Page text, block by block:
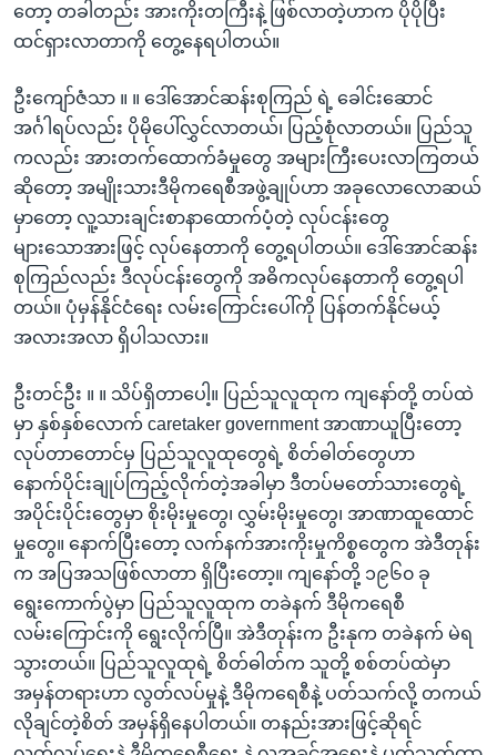
တော့ တခါတည်း အားကိုးတကြီးနဲ့ ဖြစ်လာတဲ့ဟာက ပိုပိုပြီး
ထင်ရှားလာတာကို တွေ့နေရပါတယ်။
ဦးကျော်ဇံသာ ။ ။ ဒေါ်အောင်ဆန်းစုကြည် ရဲ့ ခေါင်းဆောင်
အင်္ဂါရပ်လည်း ပိုမိုပေါ်လွှင်လာတယ်၊ ပြည့်စုံလာတယ်။ ပြည်သူ
ကလည်း အားတက်ထောက်ခံမှုတွေ အများကြီးပေးလာကြတယ်
ဆိုတော့ အမျိုးသားဒီမိုကရေစီအဖွဲ့ချုပ်ဟာ အခုလောလောဆယ်
မှာတော့ လူ့သားချင်းစာနာထောက်ပံ့တဲ့ လုပ်ငန်းတွေ
များသောအားဖြင့် လုပ်နေတာကို တွေ့ရပါတယ်။ ဒေါ်အောင်ဆန်း
စုကြည်လည်း ဒီလုပ်ငန်းတွေကို အဓိကလုပ်နေတာကို တွေ့ရပါ
တယ်။ ပုံမှန်နိုင်ငံရေး လမ်းကြောင်းပေါ်ကို ပြန်တက်နိုင်မယ့်
အလားအလာ ရှိပါသလား။
ဦးတင်ဦး ။ ။ သိပ်ရှိတာပေါ့။ ပြည်သူလူထုက ကျနော်တို့ တပ်ထဲ
မှာ နှစ်နှစ်လောက် caretaker government အာဏာယူပြီးတော့
လုပ်တာတောင်မှ ပြည်သူလူထုတွေရဲ့ စိတ်ဓါတ်တွေဟာ
နောက်ပိုင်းချုပ်ကြည့်လိုက်တဲ့အခါမှာ ဒီတပ်မတော်သားတွေရဲ့
အပိုင်းပိုင်းတွေမှာ စိုးမိုးမှုတွေ၊ လွှမ်းမိုးမှုတွေ၊ အာဏာထူထောင်
မှုတွေ။ နောက်ပြီးတော့ လက်နက်အားကိုးမှုကိစ္စတွေက အဲဒီတုန်း
က အပြအသဖြစ်လာတာ ရှိပြီးတော့။ ကျနော်တို့ ၁၉၆၀ ခု
ရွေးကောက်ပွဲမှာ ပြည်သူလူထုက တခဲနက် ဒီမိုကရေစီ
လမ်းကြောင်းကို ရွေးလိုက်ပြီ။ အဲဒီတုန်းက ဦးနုက တခဲနက် မဲရ
သွားတယ်။ ပြည်သူလူထုရဲ့ စိတ်ဓါတ်က သူတို့ စစ်တပ်ထဲမှာ
အမှန်တရားဟာ လွတ်လပ်မှုနဲ့ ဒီမိုကရေစီနဲ့ ပတ်သက်လို့ တကယ်
လိုချင်တဲ့စိတ် အမှန်ရှိနေပါတယ်။ တနည်းအားဖြင့်ဆိုရင်